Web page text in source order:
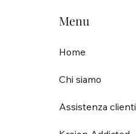
Menu
Home
Chi siamo
Assistenza clienti